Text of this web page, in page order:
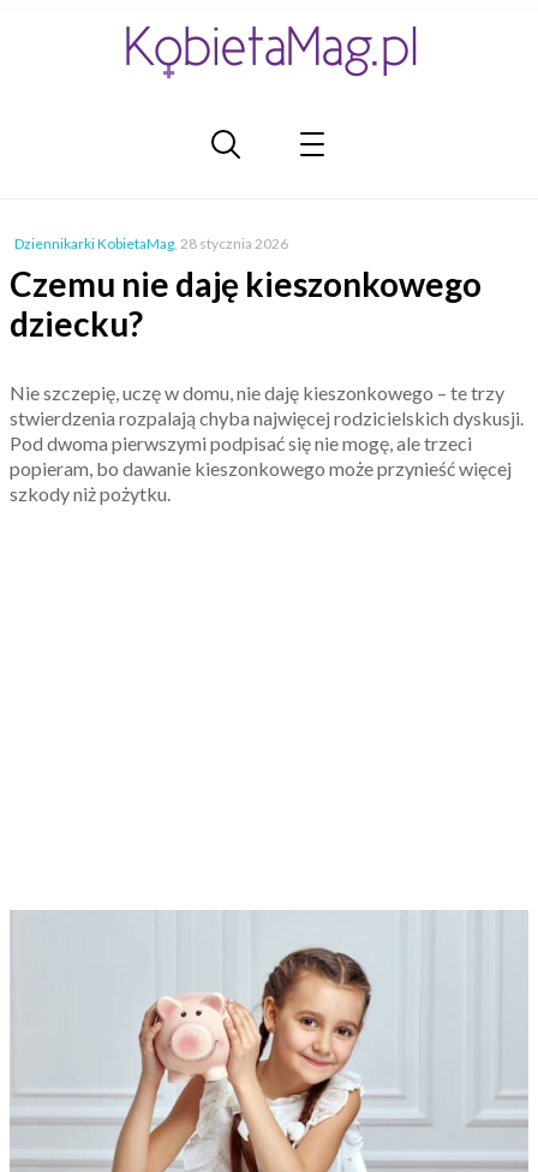
Dziennikarki KobietaMag, 28 stycznia 2026
Czemu nie daję kieszonkowego
dziecku?
Nie szczepię, uczę w domu, nie daję kieszonkowego – te trzy
stwierdzenia rozpalają chyba najwięcej rodzicielskich dyskusji.
Pod dwoma pierwszymi podpisać się nie mogę, ale trzeci
popieram, bo dawanie kieszonkowego może przynieść więcej
szkody niż pożytku.